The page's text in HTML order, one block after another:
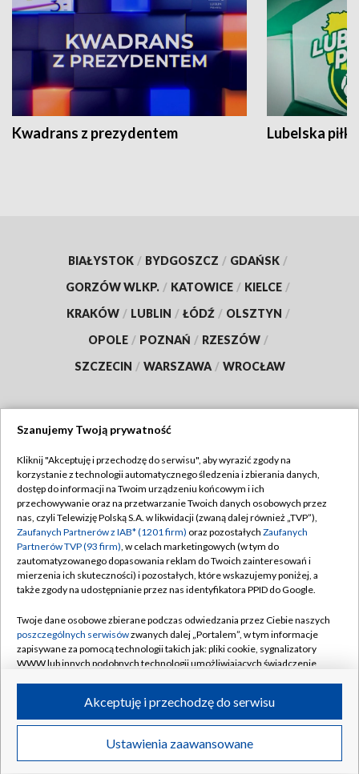
Kwadrans z prezydentem Lubelska piłka
BIAŁYSTOK / BYDGOSZCZ / GDAŃSK /
GORZÓW WLKP. / KATOWICE / KIELCE /
KRAKÓW / LUBLIN / ŁÓDŹ / OLSZTYN /
OPOLE / POZNAŃ / RZESZÓW /
SZCZECIN / WARSZAWA / WROCŁAW
TVP
Abonament TVP
Emisja w TVP
Centrum informacji TVP
Naziemna Telewizja Cyfrowa
Rada Programowa
System NOS
Informacje o nadawcy
Program dla prasy
Ogłoszenie przetargowe
Regulamin TVP
Polityka prywatności
Moje zgody
Pomoc
Kontakt
Kanały
©2026 Telewizja Polska S.A. w likwidacji
Szanujemy Twoją prywatność
Kliknij "Akceptuję i przechodzę do serwisu", aby wyrazić zgody na
korzystanie z technologii automatycznego śledzenia i zbierania danych,
dostęp do informacji na Twoim urządzeniu końcowym i ich
przechowywanie oraz na przetwarzanie Twoich danych osobowych przez
nas, czyli Telewizję Polską S.A. w likwidacji (zwaną dalej również „TVP”),
Zaufanych Partnerów z IAB* (1201 firm) oraz pozostałych Zaufanych
Partnerów TVP (93 firm), w celach marketingowych (w tym do
zautomatyzowanego dopasowania reklam do Twoich zainteresowań i
mierzenia ich skuteczności) i pozostałych, które wskazujemy poniżej, a
także zgody na udostępnianie przez nas identyfikatora PPID do Google.
Twoje dane osobowe zbierane podczas odwiedzania przez Ciebie naszych
poszczególnych serwisówzwanych dalej „Portalem”, w tym informacje
zapisywane za pomocą technologii takich jak: pliki cookie, sygnalizatory
WWW lub innych podobnych technologii umożliwiających świadczenie
ruchu w Internecie.
Twoje dane osobowe zbierane podczas odwiedzania przez Ciebie
poszczególnych serwisówna Portalu, takie jak adresy IP, identyfikatory
Ustawienia zaawansowane
Akceptuję i przechodzę do serwisu